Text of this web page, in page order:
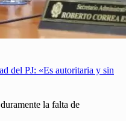
del PJ: «Es autoritaria y sin
la falta de